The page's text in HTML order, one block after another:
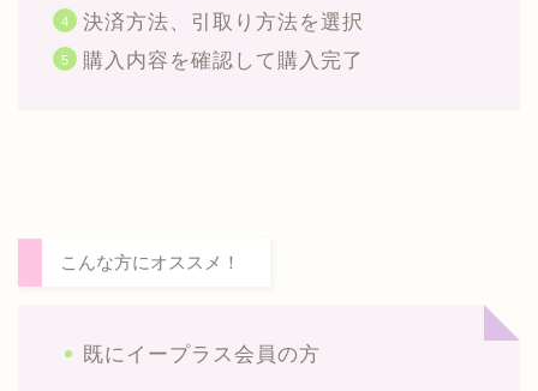
決済方法、引取り方法を選択
購入内容を確認して購入完了
こんな方にオススメ！
既にイープラス会員の方